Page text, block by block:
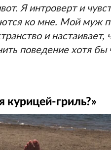
Я интроверт и
ко мне. Мой муж
и настаивает,
поведение хотя бы
курицей-гриль?»